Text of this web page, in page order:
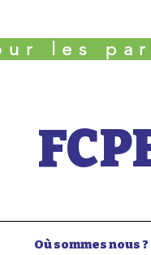
les
Où sommes nous ?